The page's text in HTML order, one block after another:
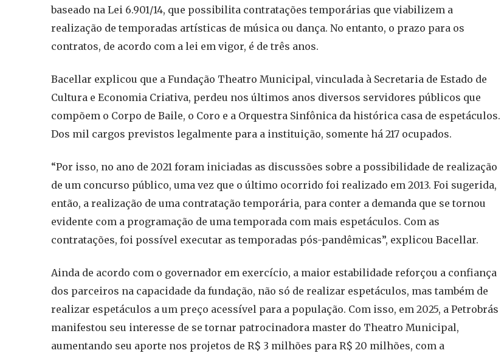
baseado na Lei 6.901/14, que possibilita contratações temporárias que viabilizem a
realização de temporadas artísticas de música ou dança. No entanto, o prazo para os
contratos, de acordo com a lei em vigor, é de três anos.
Bacellar explicou que a Fundação Theatro Municipal, vinculada à Secretaria de Estado de
Cultura e Economia Criativa, perdeu nos últimos anos diversos servidores públicos que
compõem o Corpo de Baile, o Coro e a Orquestra Sinfônica da histórica casa de espetáculos.
Dos mil cargos previstos legalmente para a instituição, somente há 217 ocupados.
“Por isso, no ano de 2021 foram iniciadas as discussões sobre a possibilidade de realização
de um concurso público, uma vez que o último ocorrido foi realizado em 2013. Foi sugerida,
então, a realização de uma contratação temporária, para conter a demanda que se tornou
evidente com a programação de uma temporada com mais espetáculos. Com as
contratações, foi possível executar as temporadas pós-pandêmicas”, explicou Bacellar.
Ainda de acordo com o governador em exercício, a maior estabilidade reforçou a confiança
dos parceiros na capacidade da fundação, não só de realizar espetáculos, mas também de
realizar espetáculos a um preço acessível para a população. Com isso, em 2025, a Petrobrás
manifestou seu interesse de se tornar patrocinadora master do Theatro Municipal,
aumentando seu aporte nos projetos de R$ 3 milhões para R$ 20 milhões, com a